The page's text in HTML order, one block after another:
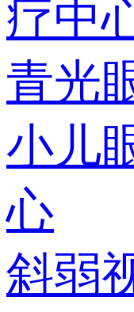
疗中
青光
小儿
心
斜弱